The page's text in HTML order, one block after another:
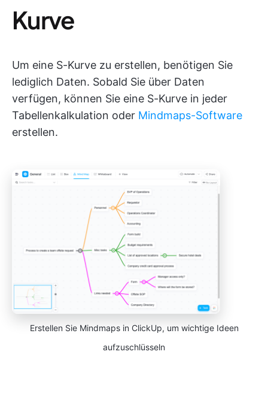
Kurve
Um eine S-Kurve zu erstellen, benötigen Sie
lediglich Daten. Sobald Sie über Daten
verfügen, können Sie eine S-Kurve in jeder
Tabellenkalkulation oder Mindmaps-Software
erstellen.
Erstellen Sie Mindmaps in ClickUp, um wichtige Ideen
aufzuschlüsseln